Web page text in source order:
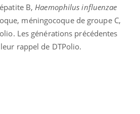
B,Haemophilus influenzae
méningocoque de groupe C,
Les générations précédentes
rappel de DTPolio.